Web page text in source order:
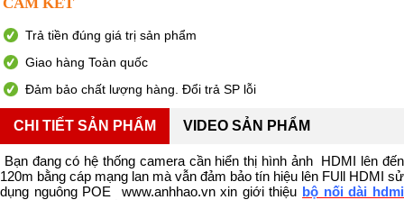
Trả tiền đúng giá trị sản phẩm
Giao hàng Toàn quốc
Đảm bảo chất lượng hàng. Đổi trả SP lỗi
CHI TIẾT SẢN PHẨM VIDEO SẢN PHẨM
Bạn đang có hệ thống camera cần hiển thị hình ảnh HDMI lên đến
120m bằng cáp mạng lan mà vẫn đảm bảo tín hiệu lên FUll HDMI sử
dụng nguông POE www.anhhao.vn xin giới thiệu bộ nối dài hdmi